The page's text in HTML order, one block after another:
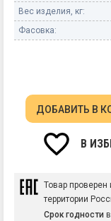
Вес изделия, кг:
Фасовка:
ДОБАВИТЬ В
В
Товар
территории
Срок годности